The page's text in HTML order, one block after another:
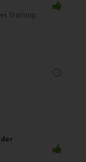
Training